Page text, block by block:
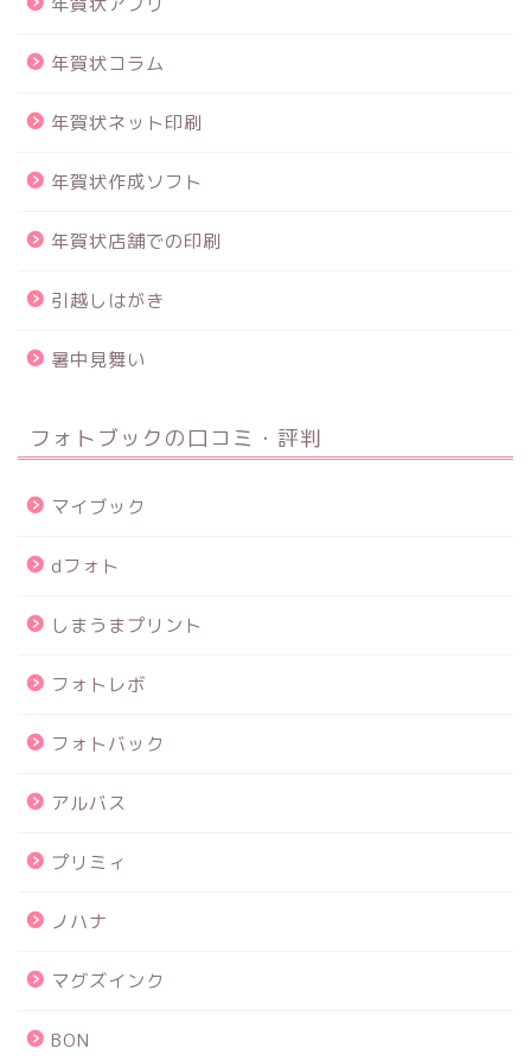
年賀状コラム
年賀状ネット印刷
年賀状作成ソフト
年賀状店舗での印刷
引越しはがき
暑中見舞い
フォトブックの口コミ・評判
マイブック
dフォト
しまうまプリント
フォトレボ
フォトバック
アルバス
プリミィ
ノハナ
マグズインク
BON